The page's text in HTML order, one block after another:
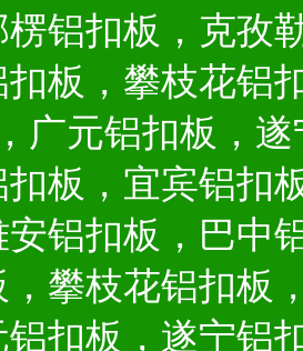
铝扣板，克孜
板，攀枝花铝
广元铝扣板，
板，宜宾铝扣
铝扣板，巴中
，攀枝花铝扣板
扣板，遂宁铝